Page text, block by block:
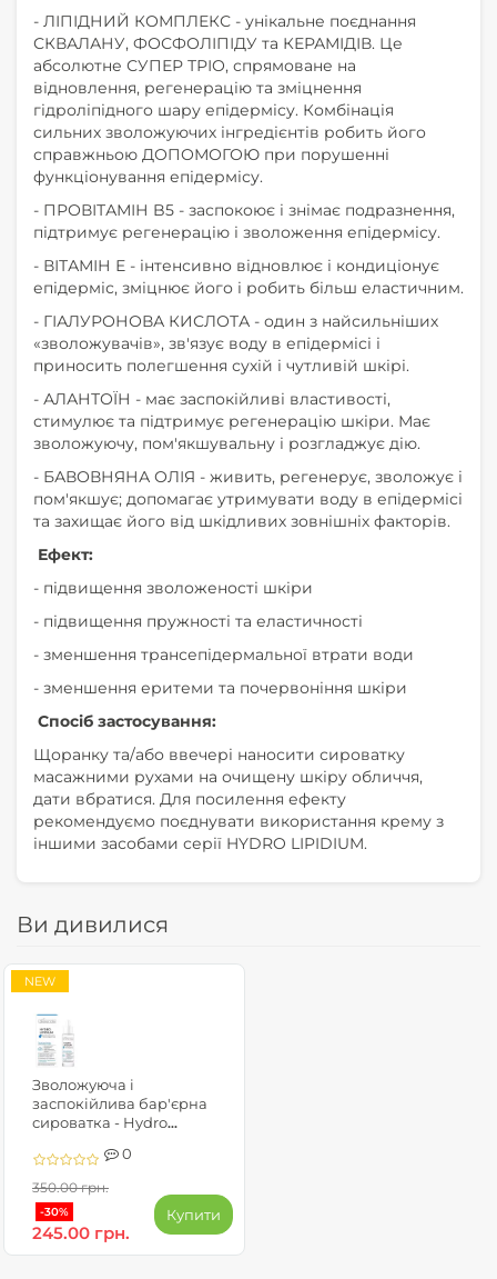
- ЛІПІДНИЙ КОМПЛЕКС - унікальне поєднання
СКВАЛАНУ, ФОСФОЛІПІДУ та КЕРАМІДІВ. Це
абсолютне СУПЕР ТРІО, спрямоване на
відновлення, регенерацію та зміцнення
гідроліпідного шару епідермісу. Комбінація
сильних зволожуючих інгредієнтів робить його
справжньою ДОПОМОГОЮ при порушенні
функціонування епідермісу.
- ПРОВІТАМІН B5 - заспокоює і знімає подразнення,
підтримує регенерацію і зволоження епідермісу.
- ВІТАМІН Е - інтенсивно відновлює і кондиціонує
епідерміс, зміцнює його і робить більш еластичним.
- ГІАЛУРОНОВА КИСЛОТА - один з найсильніших
«зволожувачів», зв'язує воду в епідермісі і
приносить полегшення сухій і чутливій шкірі.
- АЛАНТОЇН - має заспокійливі властивості,
стимулює та підтримує регенерацію шкіри. Має
зволожуючу, пом'якшувальну і розгладжує дію.
- БАВОВНЯНА ОЛІЯ - живить, регенерує, зволожує і
пом'якшує; допомагає утримувати воду в епідермісі
та захищає його від шкідливих зовнішніх факторів.
Ефект:
- підвищення зволоженості шкіри
- підвищення пружності та еластичності
- зменшення трансепідермальної втрати води
- зменшення еритеми та почервоніння шкіри
Спосіб застосування:
Щоранку та/або ввечері наносити сироватку
масажними рухами на очищену шкіру обличчя,
дати вбратися. Для посилення ефекту
рекомендуємо поєднувати використання крему з
іншими засобами серії HYDRO LIPIDIUM.
Ви дивилися
NEW
Зволожуюча і
заспокійлива бар'єрна
сироватка - Hydro
0
350.00 грн.
-30%
245.00 грн.
Купити